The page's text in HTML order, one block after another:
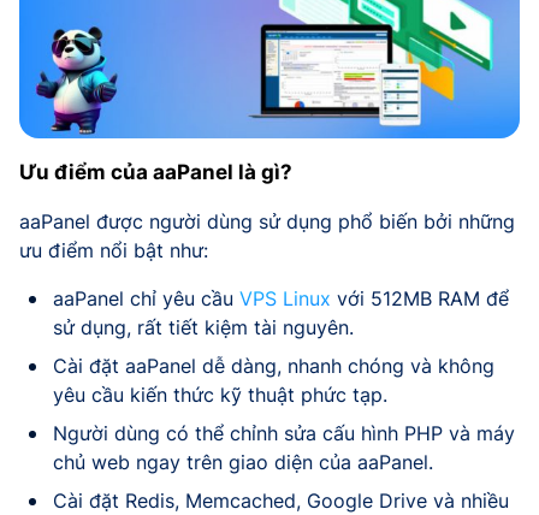
Ưu điểm của aaPanel là gì?
aaPanel được người dùng sử dụng phổ biến bởi những
ưu điểm nổi bật như:
aaPanel chỉ yêu cầu VPS Linux với 512MB RAM để
sử dụng, rất tiết kiệm tài nguyên.
Cài đặt aaPanel dễ dàng, nhanh chóng và không
yêu cầu kiến thức kỹ thuật phức tạp.
Người dùng có thể chỉnh sửa cấu hình PHP và máy
chủ web ngay trên giao diện của aaPanel.
Cài đặt Redis, Memcached, Google Drive và nhiều